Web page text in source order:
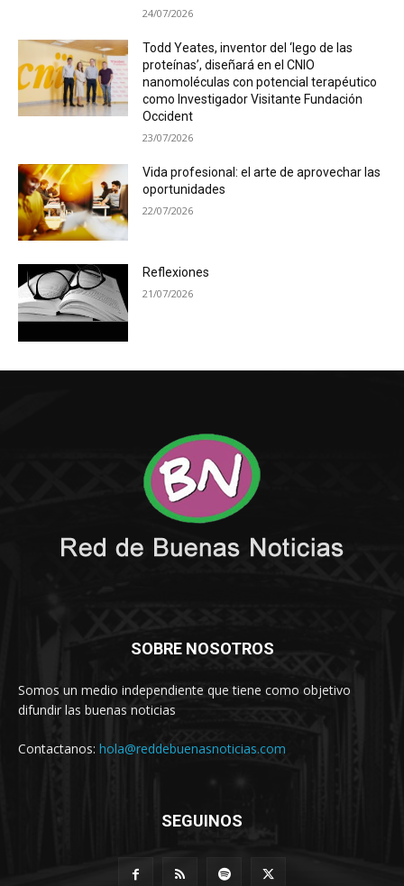
24/07/2026
Todd Yeates, inventor del ‘lego de las
proteínas’, diseñará en el CNIO
nanomoléculas con potencial terapéutico
como Investigador Visitante Fundación
Occident
23/07/2026
Vida profesional: el arte de aprovechar las
oportunidades
22/07/2026
Reflexiones
21/07/2026
SOBRE NOSOTROS
Somos un medio independiente que tiene como objetivo
difundir las buenas noticias
Contactanos: hola@reddebuenasnoticias.com
SEGUINOS